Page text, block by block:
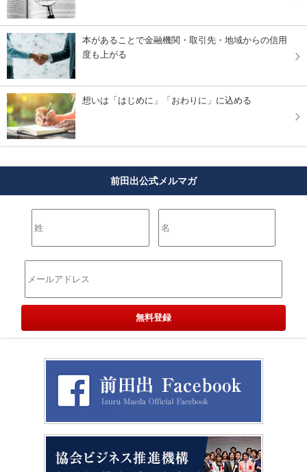
本があることで金融機関・取引先・地域からの信用
度も上がる
想いは「はじめに」「おわりに」に込める
前田出公式メルマガ